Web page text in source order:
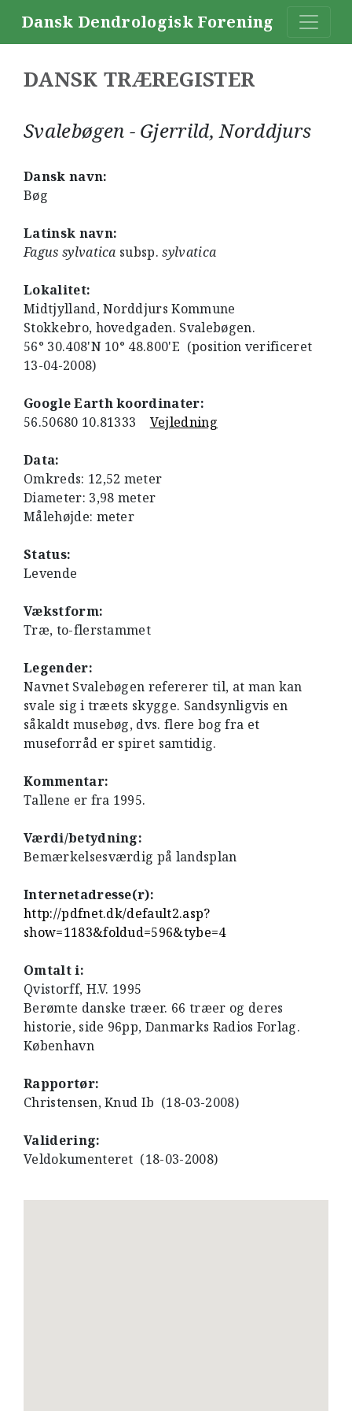
Dansk Dendrologisk Forening
DANSK TRÆREGISTER
Svalebøgen - Gjerrild, Norddjurs
Dansk navn:
Bøg
Latinsk navn:
Fagus sylvatica subsp.sylvatica
Lokalitet:
Midtjylland, Norddjurs Kommune
Stokkebro, hovedgaden. Svalebøgen.
56° 30.408'N 10° 48.800'E (position verificeret
13-04-2008)
Google Earth koordinater:
56.50680 10.81333 Vejledning
Data:
Omkreds: 12,52 meter
Diameter: 3,98 meter
Målehøjde: meter
Status:
Levende
Vækstform:
Træ, to-flerstammet
Legender:
Navnet Svalebøgen refererer til, at man kan
svale sig i træets skygge. Sandsynligvis en
såkaldt musebøg, dvs. flere bog fra et
museforråd er spiret samtidig.
Kommentar:
Tallene er fra 1995.
Værdi/betydning:
Bemærkelsesværdig på landsplan
Internetadresse(r):
http://pdfnet.dk/default2.asp?
show=1183&foldud=596&tybe=4
Omtalt i:
Qvistorff, H.V. 1995
Berømte danske træer. 66 træer og deres
historie, side 96pp, Danmarks Radios Forlag.
København
Rapportør:
Christensen, Knud Ib (18-03-2008)
Validering:
Veldokumenteret (18-03-2008)